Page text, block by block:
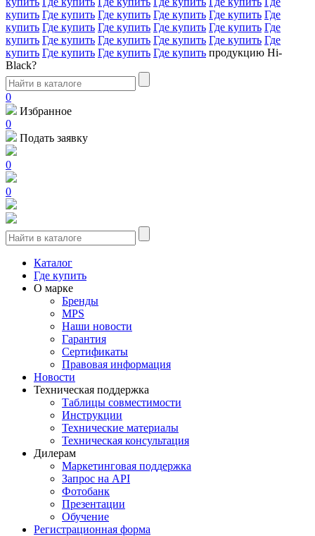
купить Где купить Где купить Где купить Где купить Где
купить Где купить Где купить Где купить Где купить Где
купить Где купить Где купить Где купить Где купить Где
купить Где купить Где купить Где купить продукцию Hi-
Black?
0
Избранное
0
Подать заявку
0
0
Каталог
Где купить
О марке
Бренды
MPS
Наши новости
Гарантия
Сертификаты
Правовая информация
Новости
Техническая поддержка
Таблицы совместимости
Инструкции
Технические материалы
Техническая консультация
Дилерам
Маркетинговая поддержка
Запрос на API
Фотобанк
Презентации
Обучение
Регистрационная форма